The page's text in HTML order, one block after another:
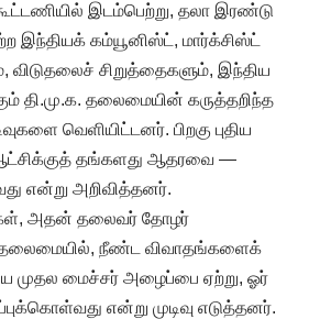
இடம்பெற்று, தலா இரண்டு
இந்தியக் கம்யூனிஸ்ட், மார்க்சிஸ்ட்
விடுதலைச் சிறுத்தைகளும், இந்திய
தி.மு.க. தலைமையின் கருத்தறிந்த
வெளியிட்டனர். பிறகு புதிய
தங்களது ஆதரவை —
என்று அறிவித்தனர்.
அதன் தலைவர் தோழர்
தலைமையில், நீண்ட விவாதங்களைக்
முதல மைச்சர் அழைப்பை ஏற்று, ஓர்
என்று முடிவு எடுத்தனர்.